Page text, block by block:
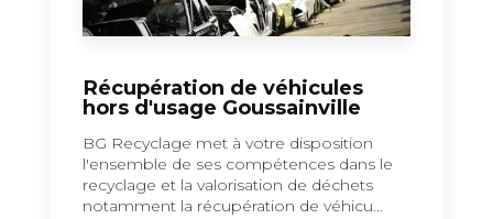
Récupération de véhicules
hors d'usage Goussainville
BG Recyclage met à votre disposition
l'ensemble de ses compétences dans le
recyclage et la valorisation de déchets
notamment la récupération de véhicu...